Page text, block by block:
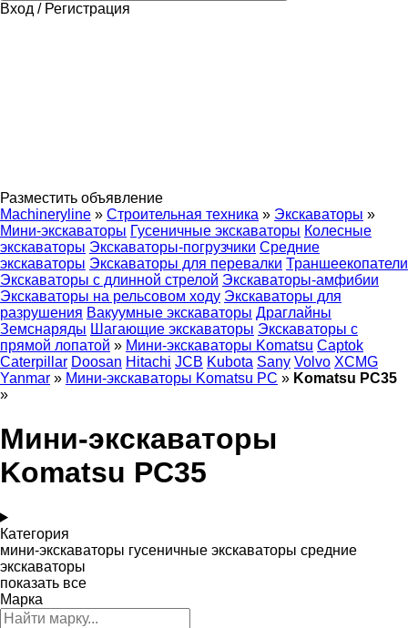
Вход / Регистрация
Разместить объявление
Machineryline » Строительная техника » Экскаваторы »
Мини-экскаваторы Гусеничные экскаваторы Колесные
экскаваторы Экскаваторы-погрузчики Средние
экскаваторы Экскаваторы для перевалки Траншеекопатели
Экскаваторы с длинной стрелой Экскаваторы-амфибии
Экскаваторы на рельсовом ходу Экскаваторы для
разрушения Вакуумные экскаваторы Драглайны
Земснаряды Шагающие экскаваторы Экскаваторы с
прямой лопатой » Мини-экскаваторы Komatsu Captok
Caterpillar Doosan Hitachi JCB Kubota Sany Volvo XCMG
Yanmar » Мини-экскаваторы Komatsu PC » Komatsu PC35
»
Мини-экскаваторы
Komatsu PC35
Категория
мини-экскаваторы гусеничные экскаваторы средние
экскаваторы
показать все
Марка